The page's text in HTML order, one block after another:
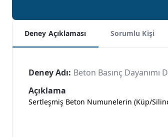
Deney Açıklaması Sorumlu Kişi
Deney Adı: Beton Basınç Dayanımı
Açıklama
Sertleşmiş Beton Numunelerin (küp/